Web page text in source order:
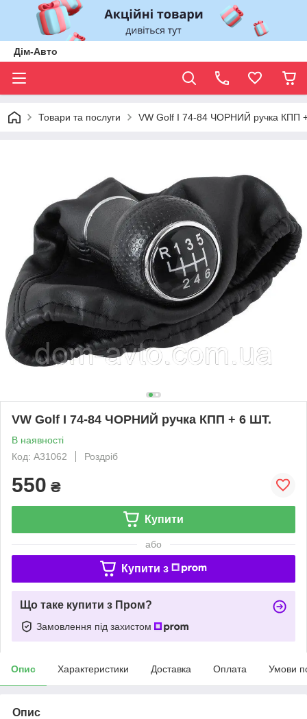
Дім-Авто
Товари та послуги VW Golf I 74-84 ЧОРНИЙ ручка КПП
VW Golf I 74-84 ЧОРНИЙ ручка КПП + 6 ШТ.
В наявності
Код: A31062
Роздріб
550 ₴
Купити
або
Купити з
Що таке купити з Пром?
Замовлення під захистом
Опис Характеристики Доставка Оплата Умови
Опис